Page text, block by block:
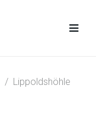
Lippoldshöhle